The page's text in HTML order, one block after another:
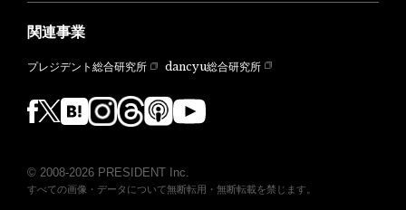
関連事業
プレジデント総合研究所 dancyu総合研究所
© 2008-2026 PRESIDENT Inc.
すべての画像・データについて無断転用・無断転載を禁じます。